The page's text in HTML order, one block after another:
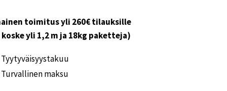
toimitus yli 260€ tilauksille
koske yli 1,2 m ja 18kg paketteja)
Tyytyväisyystakuu
Turvallinen maksu